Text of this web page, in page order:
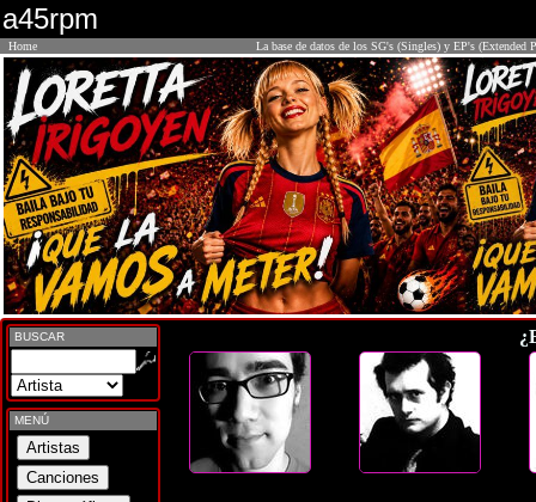
a45rpm
Home La base de datos de los SG's (Singles) y EP's (Extended
BUSCAR
MENÚ